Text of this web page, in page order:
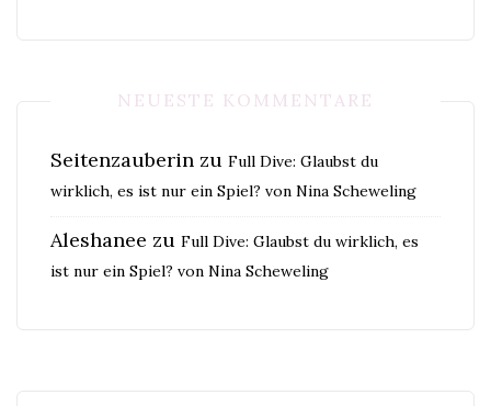
NEUESTE KOMMENTARE
Seitenzauberin zu Full Dive: Glaubst du
wirklich, es ist nur ein Spiel? von Nina Scheweling
Aleshanee zu Full Dive: Glaubst du wirklich, es
ist nur ein Spiel? von Nina Scheweling